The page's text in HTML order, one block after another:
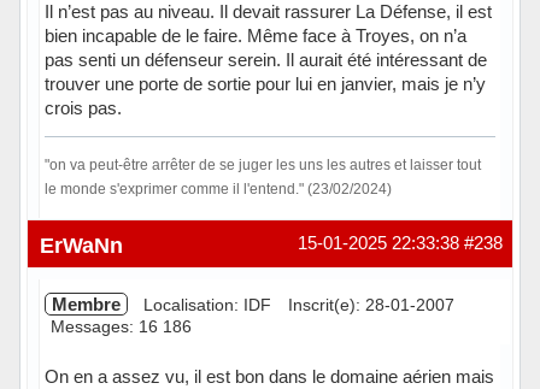
Il n’est pas au niveau. Il devait rassurer La Défense, il est
bien incapable de le faire. Même face à Troyes, on n’a
pas senti un défenseur serein. Il aurait été intéressant de
trouver une porte de sortie pour lui en janvier, mais je n’y
crois pas.
"on va peut-être arrêter de se juger les uns les autres et laisser tout
le monde s'exprimer comme il l'entend." (23/02/2024)
Hors ligne #238
15-01-2025 22:33:38
ErWaNn
Membre Localisation: IDF
Inscrit(e): 28-01-2007
Messages: 16 186
On en a assez vu, il est bon dans le domaine aérien mais